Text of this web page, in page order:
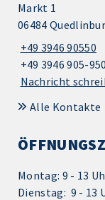
Markt 1
06484
+49 3946 90550
+49 3946 905-
Nachricht
Alle Kontakte
Montag: 9 - 13
Dienstag: 9 - 13